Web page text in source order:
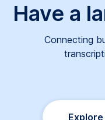
Have a
Connecting